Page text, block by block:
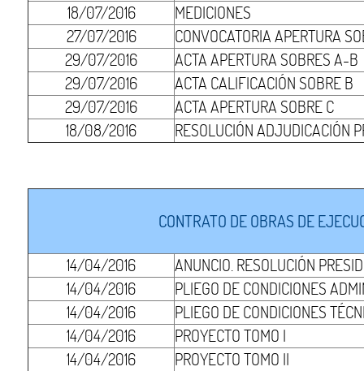
18/07/2016
MEDICIONES
27/07/2016
CONVOCATORIA APERTURA
29/07/2016
ACTA APERTURA SOBRES A-B
29/07/2016
ACTA CALIFICACIÓN SOBRE B
29/07/2016
ACTA APERTURA SOBRE C
18/08/2016
RESOLUCIÓN ADJUDICACIÓN
CONTRATO DE OBRAS DE
14/04/2016
ANUNCIO. RESOLUCIÓN
14/04/2016
PLIEGO DE CONDICIONES
14/04/2016
PLIEGO DE CONDICIONES
14/04/2016
PROYECTO TOMO I
14/04/2016
PROYECTO TOMO II